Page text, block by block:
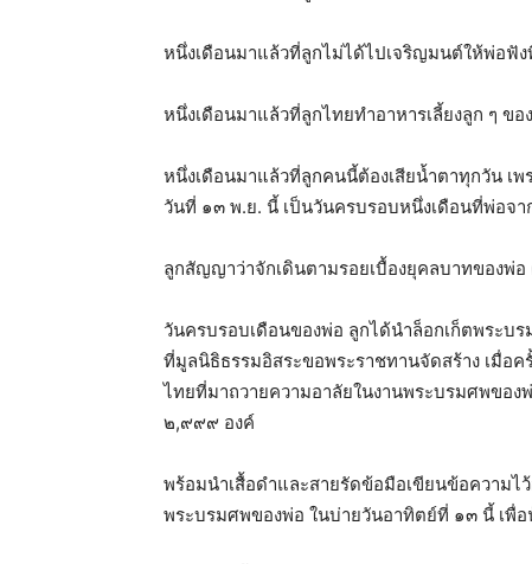
หนึ่งเดือนมาแล้วที่ลูกไม่ได้ไปเจริญมนต์ให้พ่อฟัง
หนึ่งเดือนมาแล้วที่ลูกไทยทำอาหารเลี้ยงลูก ๆ ข
หนึ่งเดือนมาแล้วที่ลูกคนนี้ต้องเสียน้ำตาทุกวัน เพ
วันที่ ๑๓ พ.ย. นี้ เป็นวันครบรอบหนึ่งเดือนที่พ่อจา
ลูกสัญญาว่าจักเดินตามรอยเบื้องยุคลบาทของพ่อ
วันครบรอบเดือนของพ่อ ลูกได้นำล็อกเก็ตพระบ
ที่มูลนิธิธรรมอิสระขอพระราชทานจัดสร้าง เมื่อ
ไทยที่มาถวายความอาลัยในงานพระบรมศพขอ
๒,๙๙๙ องค์
พร้อมนำเสื้อดำและสายรัดข้อมือเขียนข้อความ
พระบรมศพของพ่อ ในบ่ายวันอาทิตย์ที่ ๑๓ นี้ เพื่